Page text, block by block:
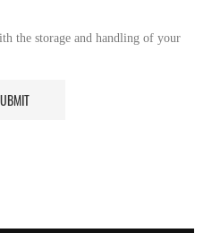
the storage and handling of your